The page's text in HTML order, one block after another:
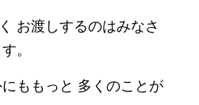
お渡しするのはみなさ
。
ももっと 多くのことが